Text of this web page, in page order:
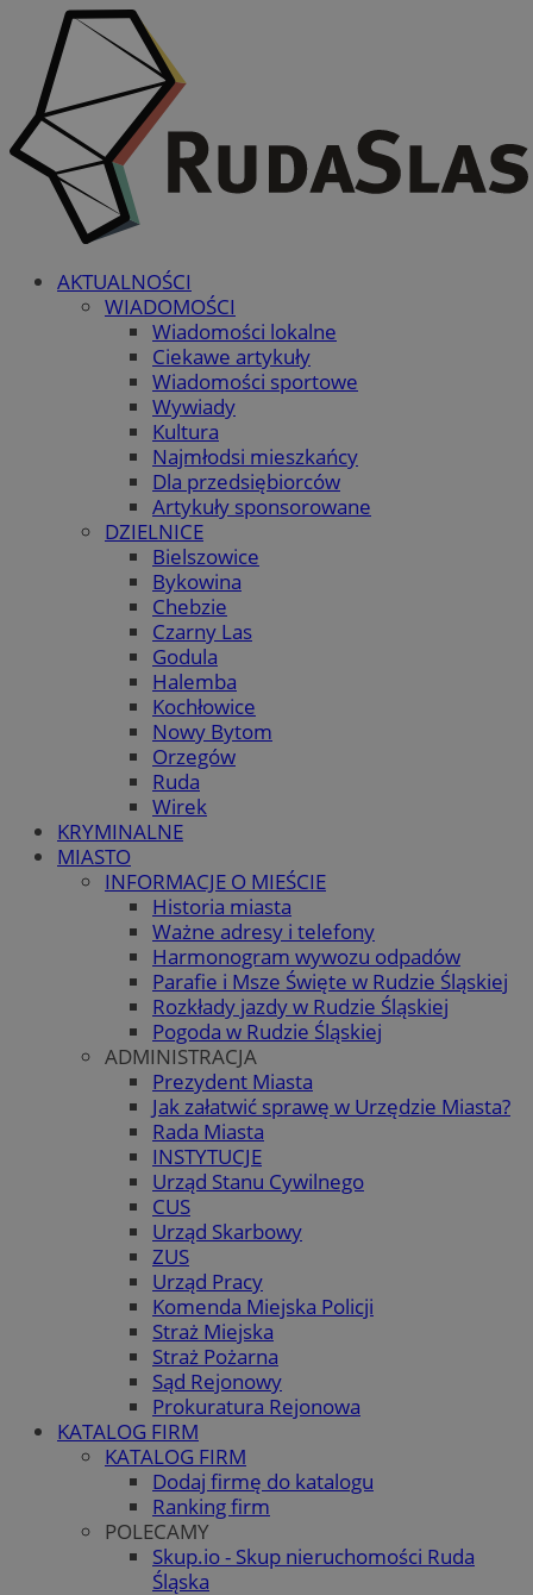
AKTUALNOŚCI
WIADOMOŚCI
Wiadomości lokalne
Ciekawe artykuły
Wiadomości sportowe
Wywiady
Kultura
Najmłodsi mieszkańcy
Dla przedsiębiorców
Artykuły sponsorowane
DZIELNICE
Bielszowice
Bykowina
Chebzie
Czarny Las
Godula
Halemba
Kochłowice
Nowy Bytom
Orzegów
Ruda
Wirek
KRYMINALNE
MIASTO
INFORMACJE O MIEŚCIE
Historia miasta
Ważne adresy i telefony
Harmonogram wywozu odpadów
Parafie i Msze Święte w Rudzie Śląskiej
Rozkłady jazdy w Rudzie Śląskiej
Pogoda w Rudzie Śląskiej
ADMINISTRACJA
Prezydent Miasta
Jak załatwić sprawę w Urzędzie Miasta?
Rada Miasta
INSTYTUCJE
Urząd Stanu Cywilnego
CUS
Urząd Skarbowy
ZUS
Urząd Pracy
Komenda Miejska Policji
Straż Miejska
Straż Pożarna
Sąd Rejonowy
Prokuratura Rejonowa
KATALOG FIRM
KATALOG FIRM
Dodaj firmę do katalogu
Ranking firm
POLECAMY
Skup.io - Skup nieruchomości Ruda
Śląska